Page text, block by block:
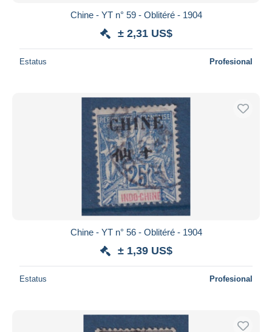
Chine - YT n° 59 - Oblitéré - 1904
± 2,31 US$
Estatus Profesional
Chine - YT n° 56 - Oblitéré - 1904
± 1,39 US$
Estatus Profesional